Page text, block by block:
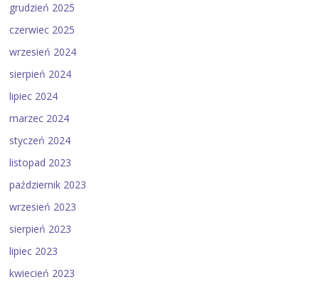
grudzień 2025
czerwiec 2025
wrzesień 2024
sierpień 2024
lipiec 2024
marzec 2024
styczeń 2024
listopad 2023
październik 2023
wrzesień 2023
sierpień 2023
lipiec 2023
kwiecień 2023